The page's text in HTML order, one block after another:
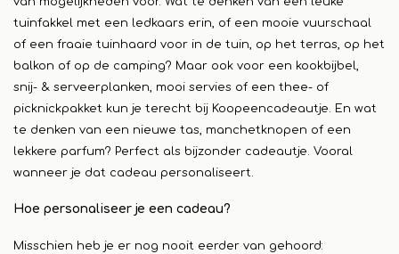
tuinfakkel met een ledkaars erin, of een mooie vuurschaal
of een fraaie tuinhaard voor in de tuin, op het terras, op het
balkon of op de camping? Maar ook voor een kookbijbel,
snij- & serveerplanken, mooi servies of een thee- of
picknickpakket kun je terecht bij Koopeencadeautje. En wat
te denken van een nieuwe tas, manchetknopen of een
lekkere parfum? Perfect als bijzonder cadeautje. Vooral
wanneer je dat cadeau personaliseert.
Hoe personaliseer je een cadeau?
Misschien heb je er nog nooit eerder van gehoord: